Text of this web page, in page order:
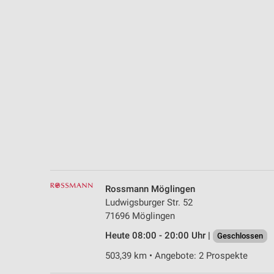
Rossmann Möglingen
Ludwigsburger Str. 52
71696 Möglingen
Heute 08:00 - 20:00 Uhr |
Geschlossen
503,39 km • Angebote: 2 Prospekte